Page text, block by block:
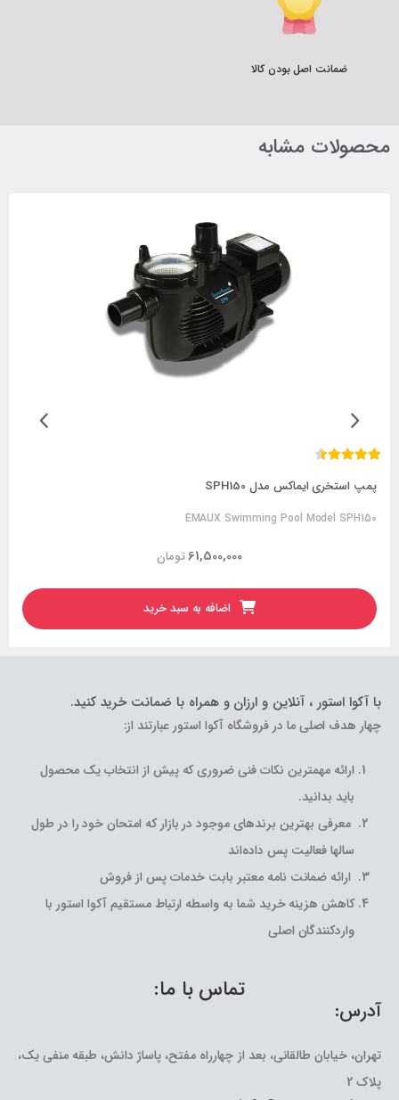
ضمانت اصل بودن کالا
محصولات مشابه
پمپ استخری ایماکس مدل SPH150
EMAUX Swimming Pool Model SPH150
تومان61,500,000
اضافه به سبد خرید
با آکوا استور ، آنلاین و ارزان و همراه با ضمانت خرید کنید.
چهار هدف اصلی ما در فروشگاه آکوا استور عبارتند از:
ارائه مهمترین نکات فنی ضروری که پیش از انتخاب یک محصول
باید بدانید.
معرفی بهترین برندهای موجود در بازار که امتحان خود را در طول
سالها فعالیت پس داده‌اند
ارائه ضمانت نامه معتبر بابت خدمات پس از فروش
کاهش هزینه خرید شما به واسطه ارتباط مستقیم آکوا استور با
واردکنندگان اصلی
تماس با ما:
آدرس:
تهران، خیابان طالقانی، بعد از چهارراه مفتح، پاساژ دانش، طبقه منفی یک،
پلاک 2